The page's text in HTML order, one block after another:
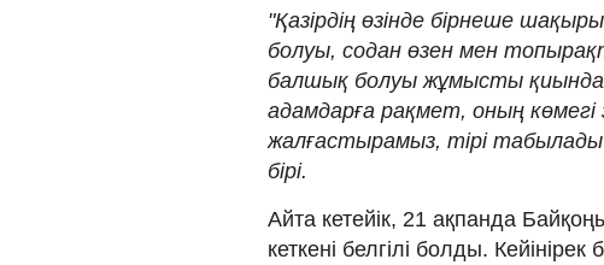
"Қазірдің өзінде бірнеше
болуы, содан өзен мен
балшық болуы жұмысты
адамдарға рақмет, оның көмегі
жалғастырамыз, тірі табылады
бірі.
Айта кетейік, 21 ақпанда
кеткені белгілі болды. Кейінірек